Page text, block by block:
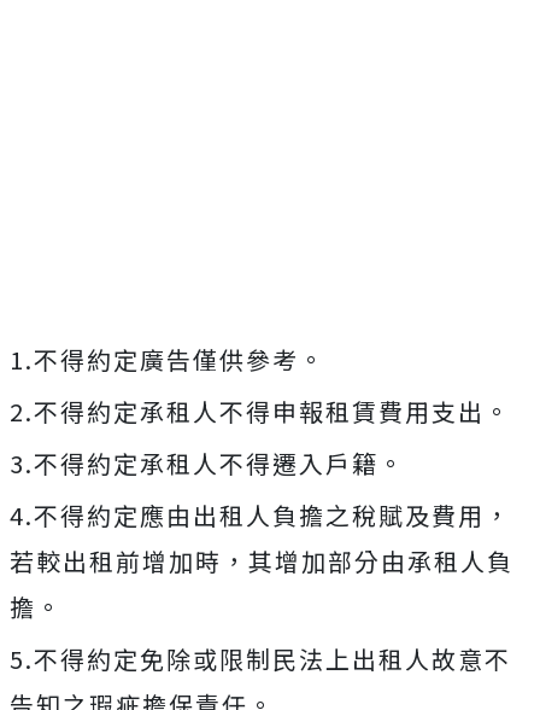
1.不得約定廣告僅供參考。
2.不得約定承租人不得申報租賃費用支出。
3.不得約定承租人不得遷入戶籍。
4.不得約定應由出租人負擔之稅賦及費用，
若較出租前增加時，其增加部分由承租人負
擔。
5.不得約定免除或限制民法上出租人故意不